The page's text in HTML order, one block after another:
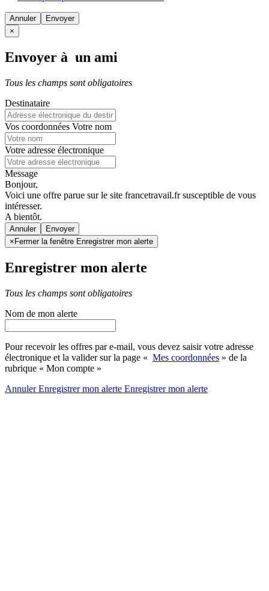
Annuler
×
Envoyer à un ami
Tous les champs sont obligatoires
Destinataire
Vos coordonnées Votre nom
Votre adresse électronique
Message
Bonjour,
Voici une offre parue sur le site francetravail.fr susceptible de vous
intéresser.
A bientôt.
Annuler
× Fermer la fenêtre Enregistrer mon alerte
Enregistrer mon alerte
Tous les champs sont obligatoires
Nom de mon alerte
Pour recevoir les offres par e-mail, vous devez saisir votre adresse
électronique et la valider sur la page « Mes coordonnées » de la
rubrique « Mon compte »
AnnulerEnregistrer mon alerte Enregistrermon alerte